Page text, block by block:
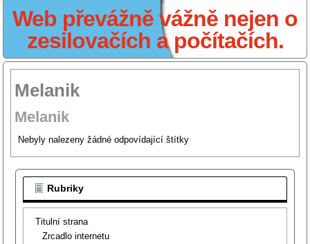
Web převážně vážně nejen o
zesilovačích a počítačích.
Melanik
Melanik
Nebyly nalezeny žádné odpovídající štítky
Rubriky
Titulní strana
Zrcadlo internetu